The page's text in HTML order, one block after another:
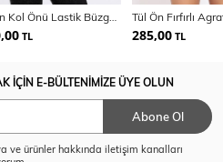
TL 285,00 TL
İÇİN E-BÜLTENİMİZE ÜYE OLUN
Abone Ol
ve ürünler hakkında iletişim kanalları